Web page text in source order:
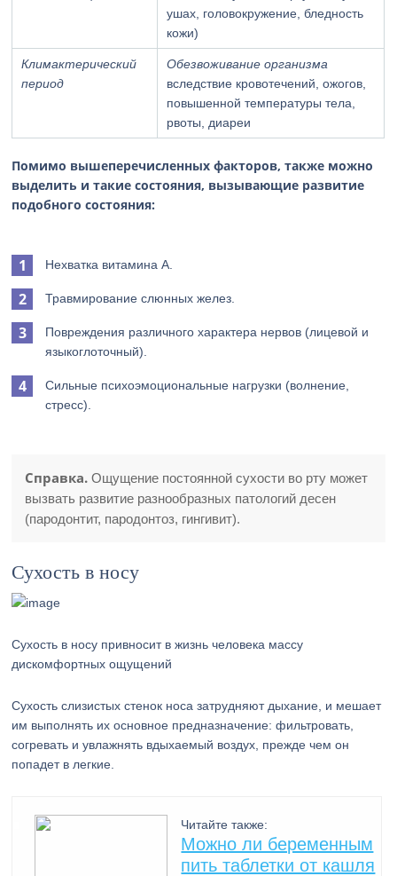
ушах, головокружение, бледность
кожи)
Климактерический
период
Обезвоживание организма
вследствие кровотечений, ожогов,
повышенной температуры тела,
рвоты, диареи
Помимо вышеперечисленных факторов, также можно
выделить и такие состояния, вызывающие развитие
подобного состояния:
Нехватка витамина А.
Травмирование слюнных желез.
Повреждения различного характера нервов (лицевой и
языкоглоточный).
Сильные психоэмоциональные нагрузки (волнение,
стресс).
Справка. Ощущение постоянной сухости во рту может
вызвать развитие разнообразных патологий десен
(пародонтит, пародонтоз, гингивит).
Сухость в носу
Сухость в носу привносит в жизнь человека массу
дискомфортных ощущений
Сухость слизистых стенок носа затрудняют дыхание, и мешает
им выполнять их основное предназначение: фильтровать,
согревать и увлажнять вдыхаемый воздух, прежде чем он
попадет в легкие.
Читайте также:
Можно ли беременным
пить таблетки от кашля